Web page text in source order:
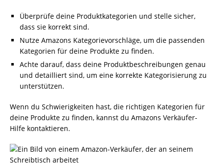
Überprüfe deine Produktkategorien und stelle sicher,
dass sie korrekt sind.
Nutze Amazons Kategorievorschläge, um die passenden
Kategorien für deine Produkte zu finden.
Achte darauf, dass deine Produktbeschreibungen genau
und detailliert sind, um eine korrekte Kategorisierung zu
unterstützen.
Wenn du Schwierigkeiten hast, die richtigen Kategorien für
deine Produkte zu finden, kannst du Amazons Verkäufer-
Hilfe kontaktieren.